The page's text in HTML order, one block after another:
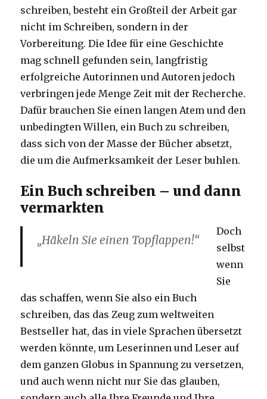
schreiben, besteht ein Großteil der Arbeit gar
nicht im Schreiben, sondern in der
Vorbereitung. Die Idee für eine Geschichte
mag schnell gefunden sein, langfristig
erfolgreiche Autorinnen und Autoren jedoch
verbringen jede Menge Zeit mit der Recherche.
Dafür brauchen Sie einen langen Atem und den
unbedingten Willen, ein Buch zu schreiben,
dass sich von der Masse der Bücher absetzt,
die um die Aufmerksamkeit der Leser buhlen.
Ein Buch schreiben – und dann
vermarkten
„Häkeln Sie einen Topflappen!“
Doch
selbst
wenn
Sie
das schaffen, wenn Sie also ein Buch
schreiben, das das Zeug zum weltweiten
Bestseller hat, das in viele Sprachen übersetzt
werden könnte, um Leserinnen und Leser auf
dem ganzen Globus in Spannung zu versetzen,
und auch wenn nicht nur Sie das glauben,